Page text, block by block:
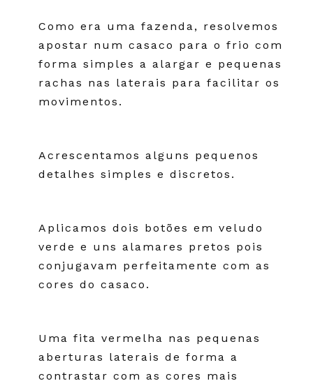
Como era uma fazenda, resolvemos
apostar num casaco para o frio com
forma simples a alargar e pequenas
rachas nas laterais para facilitar os
movimentos.
Acrescentamos alguns pequenos
detalhes simples e discretos.
Aplicamos dois botões em veludo
verde e uns alamares pretos pois
conjugavam perfeitamente com as
cores do casaco.
Uma fita vermelha nas pequenas
aberturas laterais de forma a
contrastar com as cores mais